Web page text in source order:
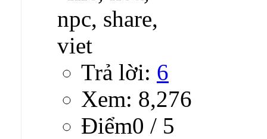
Trả lời: 6
Xem: 8,276
Ðiểm0 / 5